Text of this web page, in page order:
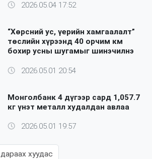
2026.05.04 17:52
“Хөрсний ус, үерийн хамгаалалт”
төслийн хүрээнд 40 орчим км
бохир усны шугамыг шинэчилнэ
2026.05.01 20:54
Монголбанк 4 дүгээр сард 1,057.7
кг үнэт металл худалдан авлаа
2026.05.01 19:57
дараах хуудас